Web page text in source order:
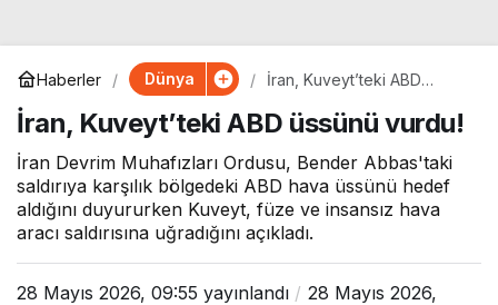
Haberler Dünya
İran, Kuveyt’teki ABD
İran, Kuveyt’teki ABD üssünü vurdu!
İran Devrim Muhafızları Ordusu, Bender Abbas'taki
saldırıya karşılık bölgedeki ABD hava üssünü hedef
aldığını duyururken Kuveyt, füze ve insansız hava
aracı saldırısına uğradığını açıkladı.
28 Mayıs 2026, 09:55 yayınlandı
28 Mayıs 2026,